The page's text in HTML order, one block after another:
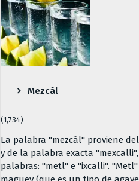
Mezcál
(1,734)
La palabra "mezcál" proviene
y de la palabra exacta
palabras: "metl" e "ixcalli".